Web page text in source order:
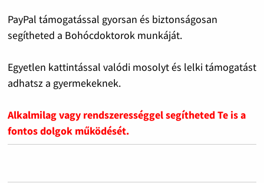
PayPal támogatással gyorsan és biztonságosan
segítheted a Bohócdoktorok munkáját.
Egyetlen kattintással valódi mosolyt és lelki támogatást
adhatsz a gyermekeknek.
Alkalmilag vagy rendszerességgel segítheted Te is a
fontos dolgok működését.